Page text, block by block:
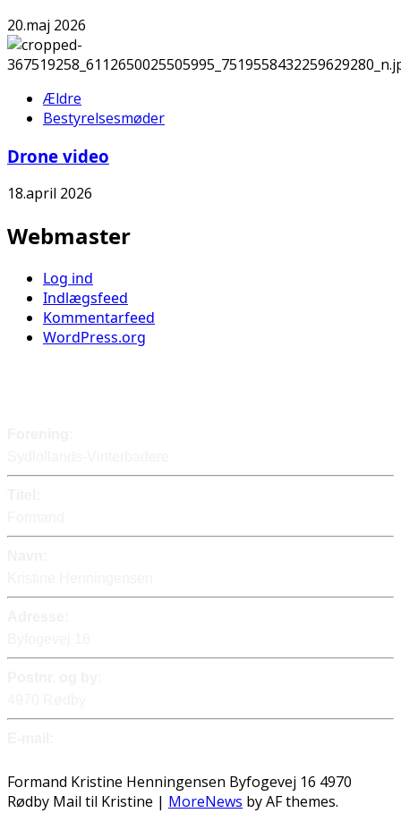
20.maj 2026
Ældre
Bestyrelsesmøder
Drone video
18.april 2026
Webmaster
Log ind
Indlægsfeed
Kommentarfeed
WordPress.org
Formand Kristine Henningensen Byfogevej 16 4970
Rødby Mail til Kristine | MoreNews by AF themes.